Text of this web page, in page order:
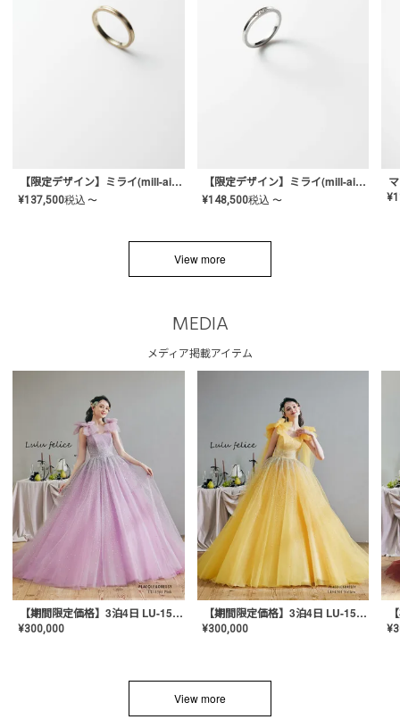
【限定デザイン】ミライ(mill-ai)リング
¥137,500税込 〜
【限定デザイン】ミライ(mill-ai)リング
¥148,500税込 〜 ¥
View more
MEDIA
メディア掲載アイテム
【期間限定価格】3泊4日 LU-1501(Pink)
¥300,000
【期間限定価格】3泊4日 LU-1501(Yellow)
¥300,000 ¥
View more